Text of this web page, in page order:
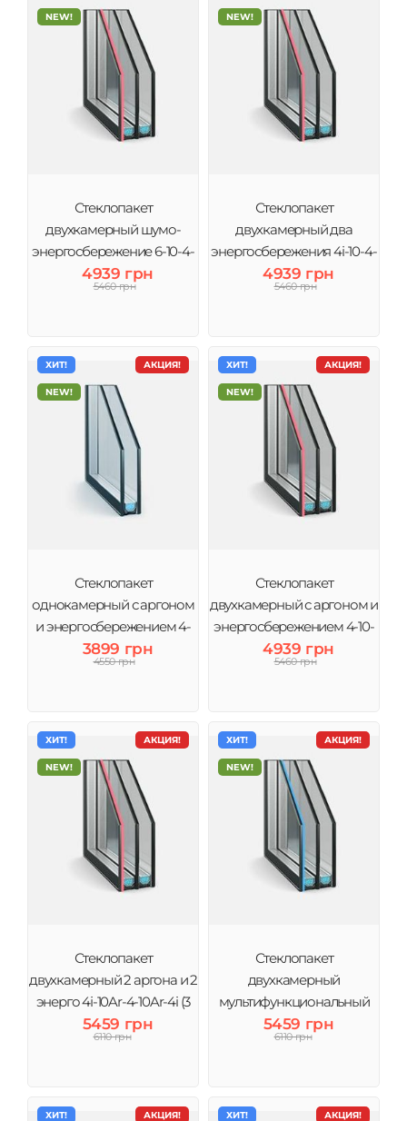
NEW!
Стеклопакет
двухкамерный шумо-
энергосбережение 6-10-4-
10-4і (3 стекла) Виконт
4939 грн
5460 грн
NEW!
Стеклопакет
двухкамерный два
энергосбережения 4і-10-4-
10-4і (3 стекла) Виконт
4939 грн
5460 грн
АКЦИЯ!
ХИТ!
NEW!
Стеклопакет
однокамерный с аргоном
и энергосбережением 4-
10Ar-4і (2 стекла) Виконт
3899 грн
4550 грн
АКЦИЯ!
ХИТ!
NEW!
Стеклопакет
двухкамерный с аргоном и
энергосбережением 4-10-
4-10Ar-4i (3 стекла) Виконт
4939 грн
5460 грн
АКЦИЯ!
ХИТ!
NEW!
Стеклопакет
двухкамерный 2 аргона и 2
энерго 4і-10Ar-4-10Ar-4i (3
стекла) Виконт
5459 грн
6110 грн
АКЦИЯ!
ХИТ!
NEW!
Стеклопакет
двухкамерный
мультифункциональный
4MG-10-4-10-4 (3 стекла)
Виконт
5459 грн
6110 грн
АКЦИЯ!
ХИТ! АКЦИЯ!
ХИТ!